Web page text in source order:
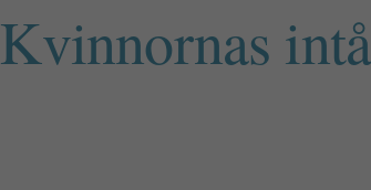
Kvinnornas